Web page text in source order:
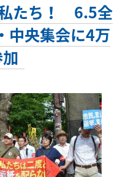
たち！ 6.5全
中央集会に4万